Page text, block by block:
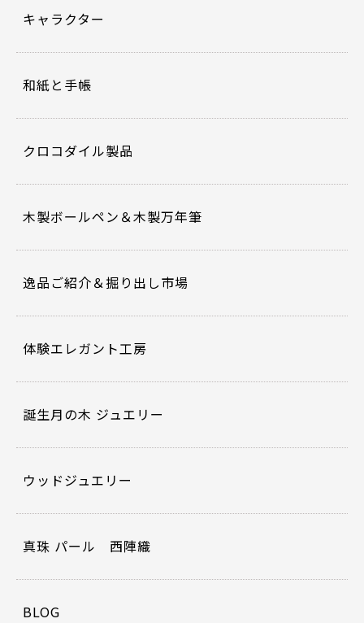
キャラクター
和紙と手帳
クロコダイル製品
木製ボールペン＆木製万年筆
逸品ご紹介＆掘り出し市場
体験エレガント工房
誕生月の木 ジュエリー
ウッドジュエリー
真珠 パール 西陣織
BLOG